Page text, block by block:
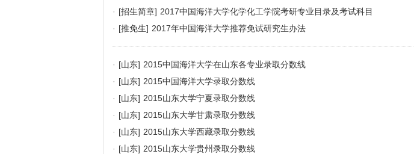
· [招生简章] 2017中国海洋大学化学化工学院考研专业目录及考试科目
· [推免生] 2017年中国海洋大学推荐免试研究生办法
· [山东] 2015中国海洋大学在山东各专业录取分数线
· [山东] 2015中国海洋大学录取分数线
· [山东] 2015山东大学宁夏录取分数线
· [山东] 2015山东大学甘肃录取分数线
· [山东] 2015山东大学西藏录取分数线
· [山东] 2015山东大学贵州录取分数线